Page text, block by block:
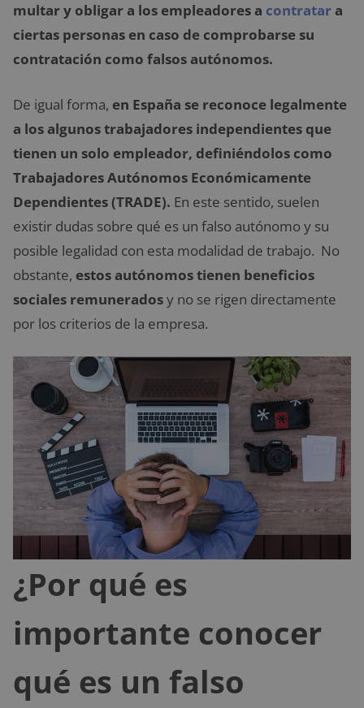
multar y obligar a los empleadores a contratar a
ciertas personas en caso de comprobarse su
contratación como falsos autónomos.
De igual forma, en España se reconoce legalmente
a los algunos trabajadores independientes que
tienen un solo empleador, definiéndolos como
Trabajadores Autónomos Económicamente
Dependientes (TRADE). En este sentido, suelen
existir dudas sobre qué es un falso autónomo y su
posible legalidad con esta modalidad de trabajo. No
obstante, estos autónomos tienen beneficios
sociales remuneradosy no se rigen directamente
por los criterios de la empresa.
¿Por qué es
importante conocer
qué es un falso